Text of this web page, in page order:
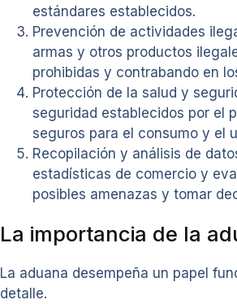
estándares establecidos.
Prevención de actividades
armas y otros productos
prohibidas y contrabando en
Protección de la salud y
seguridad establecidos por el
seguros para el consumo y el
Recopilación y análisis de
estadísticas de comercio y
posibles amenazas y tomar
La importancia de la
La aduana desempeña un papel
detalle.